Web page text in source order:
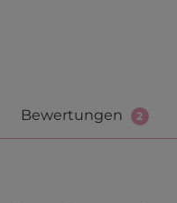
Bewertungen 2